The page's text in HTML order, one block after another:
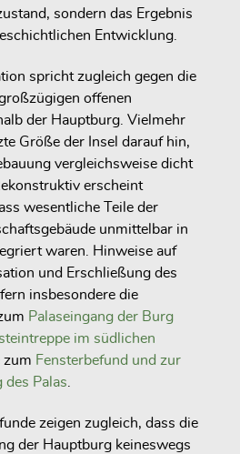
sondern das Ergebnis
Entwicklung.
spricht zugleich gegen die
offenen
der Hauptburg. Vielmehr
Größe der Insel darauf hin,
vergleichsweise dicht
erscheint
wesentliche Teile der
unmittelbar in
waren. Hinweise auf
und Erschließung des
insbesondere die
Palaseingang der Burg
im südlichen
zum Fensterbefund und zur
des Palas
zeigen zugleich, dass die
der Hauptburg keineswegs